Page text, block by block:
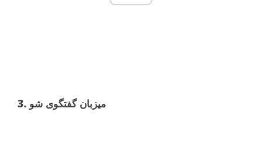
3. میزبان گفتگوی شو